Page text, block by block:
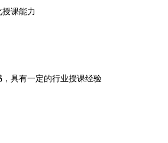
课能力
具有一定的行业授课经验